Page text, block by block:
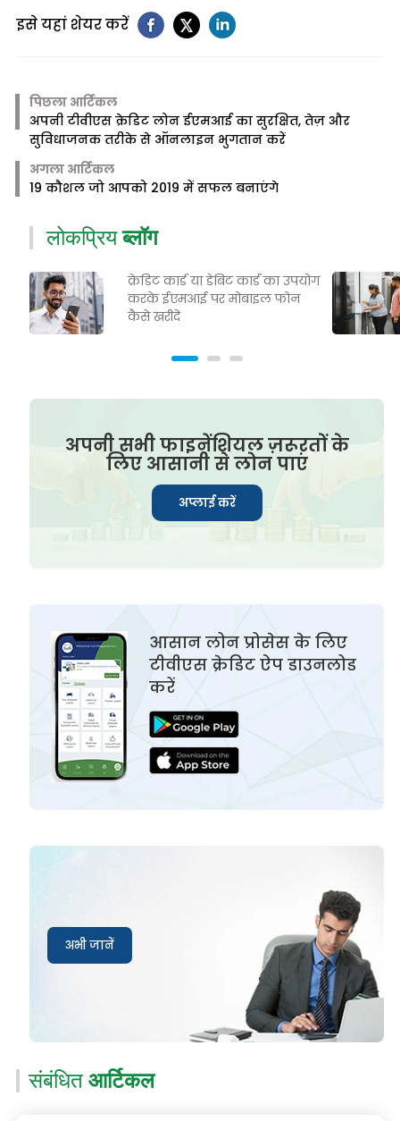
इसे यहां शेयर करें
पिछला आर्टिकल
अपनी टीवीएस क्रेडिट लोन ईएमआई का सुरक्षित, तेज़ और
सुविधाजनक तरीके से ऑनलाइन भुगतान करें
अगला आर्टिकल
19 कौशल जो आपको 2019 में सफल बनाएंगे
लोकप्रियब्लॉग
क्रेडिट कार्ड या डेबिट कार्ड का उपयोग
करके ईएमआई पर मोबाइल फोन
कैसे खरीदें
अपनी सभी फाइनेंशियल ज़रूरतों के
लिए आसानी से लोन पाएं
अप्लाई करें
आसान लोन प्रोसेस के लिए
टीवीएस क्रेडिट ऐप डाउनलोड
करें
अभी जानें
संबंधितआर्टिकल